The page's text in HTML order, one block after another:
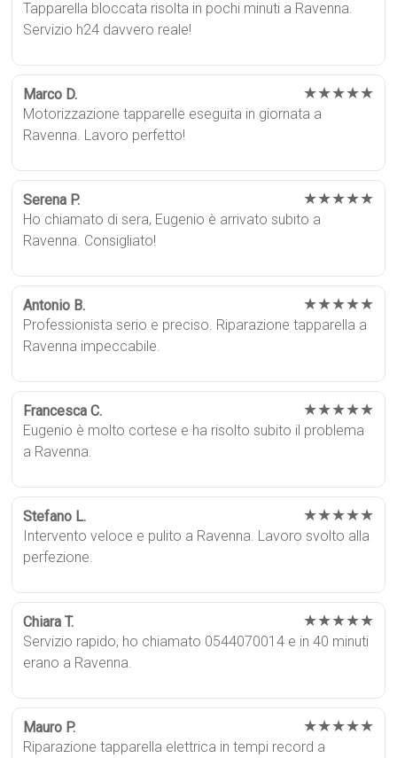
Tapparella bloccata risolta in pochi minuti a Ravenna.
Servizio h24 davvero reale!
Marco D. ★★★★★
Motorizzazione tapparelle eseguita in giornata a
Ravenna. Lavoro perfetto!
Serena P. ★★★★★
Ho chiamato di sera, Eugenio è arrivato subito a
Ravenna. Consigliato!
Antonio B. ★★★★★
Professionista serio e preciso. Riparazione tapparella a
Ravenna impeccabile.
Francesca C. ★★★★★
Eugenio è molto cortese e ha risolto subito il problema
a Ravenna.
Stefano L. ★★★★★
Intervento veloce e pulito a Ravenna. Lavoro svolto alla
perfezione.
Chiara T. ★★★★★
Servizio rapido, ho chiamato 0544070014 e in 40 minuti
erano a Ravenna.
Mauro P. ★★★★★
Riparazione tapparella elettrica in tempi record a